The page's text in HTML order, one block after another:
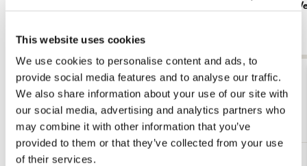
This website uses cookies
We use cookies to personalise content and ads, to
provide social media features and to analyse our traffic.
We also share information about your use of our site with
our social media, advertising and analytics partners who
may combine it with other information that you’ve
provided to them or that they’ve collected from your use
of their services.
€ 3,50
Johannes
Bekijk alles van Johannes Vermeer
Meer van Mauritshuis